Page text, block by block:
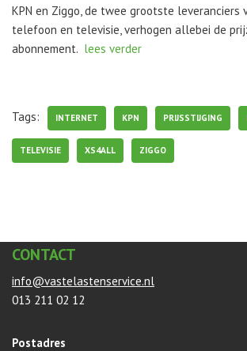
KPN en Ziggo, de twee grootste leveranciers
telefoon en televisie, verhogen allebei de
abonnement. lees verder
Tags: INTERNET KPN PRIJSSTIJGING
TELEVISIE XS4ALL ZIGGO
CONTACT
info@vastelastenservice.nl
013 211 02 12
Postadres